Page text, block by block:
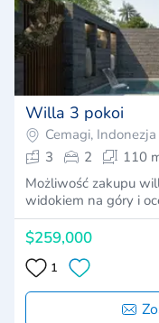
Willa 3 pokoi
Cemagi, Indonezja
3
2 110
Możliwość zakupu
widokiem na góry i
$259,000
1